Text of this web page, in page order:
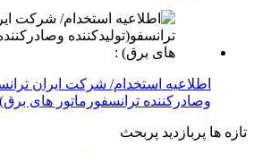
اطلاعیه استخدام/ شرکت ایران
وصادرکننده ترانسفورماتور های
تازه ها پربازدید پربحث